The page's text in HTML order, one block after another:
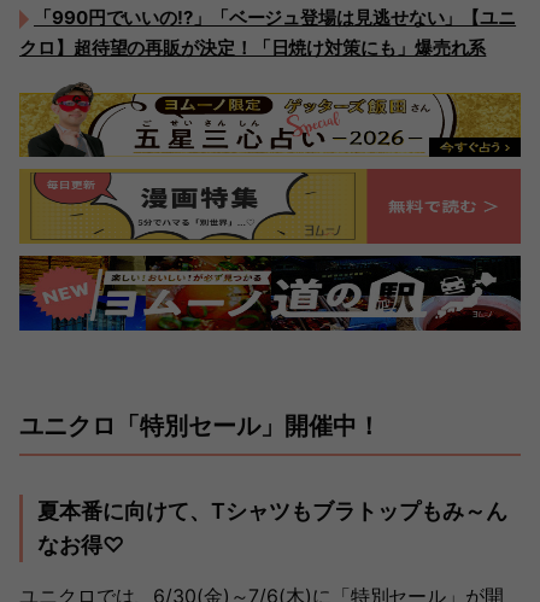
「990円でいいの!?」「ベージュ登場は見逃せない」【ユニ
クロ】超待望の再販が決定！「日焼け対策にも」爆売れ系
ユニクロ「特別セール」開催中！
夏本番に向けて、Tシャツもブラトップもみ～ん
なお得♡
ユニクロでは、6/30(金)～7/6(木)に「特別セール」が開